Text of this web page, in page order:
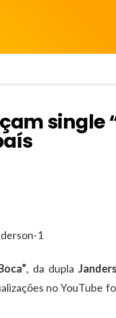
single
, da dupla
no YouTube